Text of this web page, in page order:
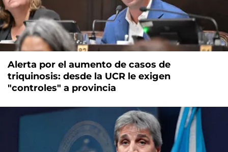
Alerta por el aumento de casos de
triquinosis: desde la UCR le exigen
"controles" a provincia